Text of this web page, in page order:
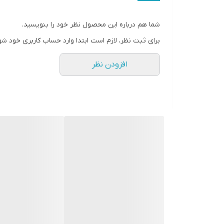
شما هم درباره این محصول نظر خود را بنویسید.
برای ثبت نظر، لازم است ابتدا وارد حساب کاربری خود
افزودن نظر